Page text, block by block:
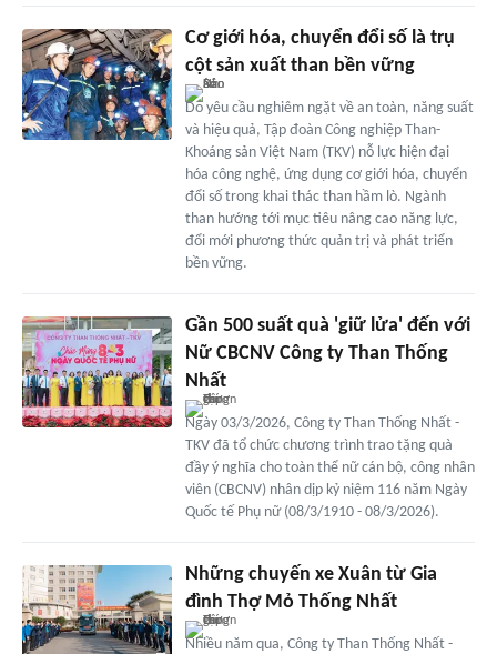
Cơ giới hóa, chuyển đổi số là trụ
cột sản xuất than bền vững
Do yêu cầu nghiêm ngặt về an toàn, năng suất
và hiệu quả, Tập đoàn Công nghiệp Than-
Khoáng sản Việt Nam (TKV) nỗ lực hiện đại
hóa công nghệ, ứng dụng cơ giới hóa, chuyển
đổi số trong khai thác than hầm lò. Ngành
than hướng tới mục tiêu nâng cao năng lực,
đổi mới phương thức quản trị và phát triển
bền vững.
Gần 500 suất quà 'giữ lửa' đến với
Nữ CBCNV Công ty Than Thống
Nhất
Ngày 03/3/2026, Công ty Than Thống Nhất -
TKV đã tổ chức chương trình trao tặng quà
đầy ý nghĩa cho toàn thể nữ cán bộ, công nhân
viên (CBCNV) nhân dịp kỷ niệm 116 năm Ngày
Quốc tế Phụ nữ (08/3/1910 - 08/3/2026).
Những chuyến xe Xuân từ Gia
đình Thợ Mỏ Thống Nhất
Nhiều năm qua, Công ty Than Thống Nhất -